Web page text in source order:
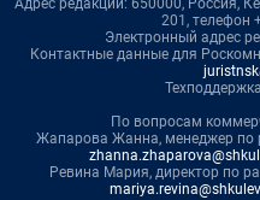
Адрес редакции: 650000, Россия,
201, телефон
Электронный адрес
Контактные данные для
По вопросам
Жапарова Жанна, менеджер по
Ревина Мария, директор по